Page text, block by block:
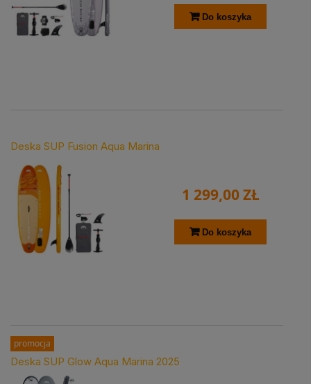
Do koszyka
Deska SUP Fusion Aqua Marina
1 299,00 ZŁ
Do koszyka
Deska SUP Glow Aqua Marina 2025
promocja